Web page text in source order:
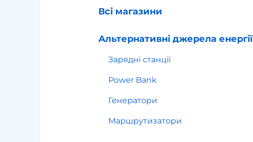
Всі магазини
Альтернативні джерела енергії
Зарядні станції
Power Bank
Генератори
Маршрутизатори